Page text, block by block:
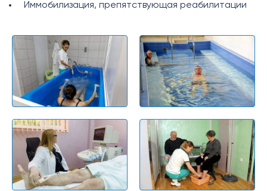
Иммобилизация, препятствующая реабилитации